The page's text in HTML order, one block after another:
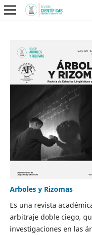
Arboles y Rizomas
Es una revista
arbitraje doble ciego,
investigaciones en las